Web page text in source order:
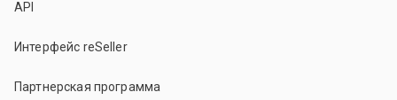
API
Интерфейс reSeller
Партнерская программа